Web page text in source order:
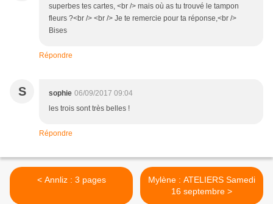
superbes tes cartes, <br /> mais où as tu trouvé le tampon
fleurs ?<br /> <br /> Je te remercie pour ta réponse,<br />
Bises
Répondre
S sophie 06/09/2017 09:04
les trois sont très belles !
Répondre
< Annliz : 3 pages
Mylène : ATELIERS Samedi
16 septembre >